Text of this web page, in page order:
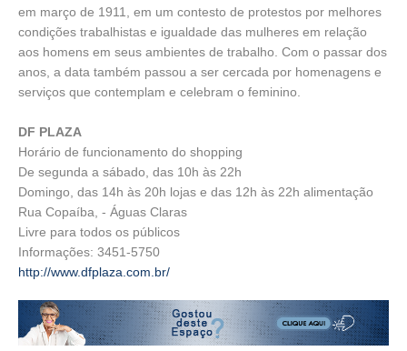
em março de 1911, em um contesto de protestos por melhores
condições trabalhistas e igualdade das mulheres em relação
aos homens em seus ambientes de trabalho. Com o passar dos
anos, a data também passou a ser cercada por homenagens e
serviços que contemplam e celebram o feminino.
DF PLAZA
Horário de funcionamento do shopping
De segunda a sábado, das 10h às 22h
Domingo, das 14h às 20h lojas e das 12h às 22h alimentação
Rua Copaíba, - Águas Claras
Livre para todos os públicos
Informações: 3451-5750
http://www.dfplaza.com.br/